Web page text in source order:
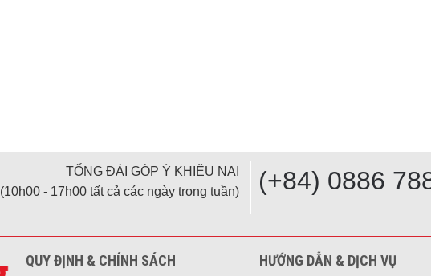
TỔNG ĐÀI GÓP Ý KHIẾU NẠI
(10h00 - 17h00 tất cả các ngày trong tuần)
(+84) 0886
QUY ĐỊNH & CHÍNH SÁCH HƯỚNG DẪN & DỊCH VỤ